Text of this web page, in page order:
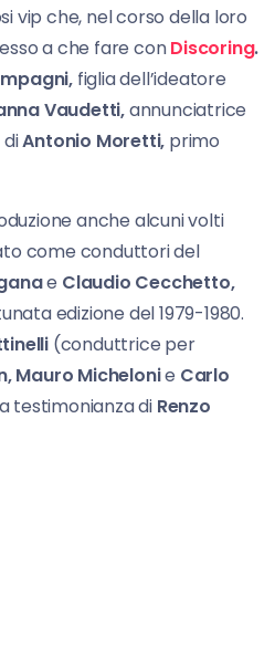
vip che, nel corso della loro
a che fare conDiscoring.
figlia dell’ideatore
Vaudetti,annunciatrice
diAntonio Moretti, primo
anche alcuni volti
come conduttori del
e Claudio Cecchetto,
edizione del 1979-1980.
(conduttrice per
Mauro Michelonie Carlo
testimonianza di Renzo